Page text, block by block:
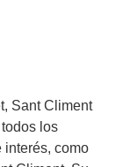
Sant Climent
los
interés, como